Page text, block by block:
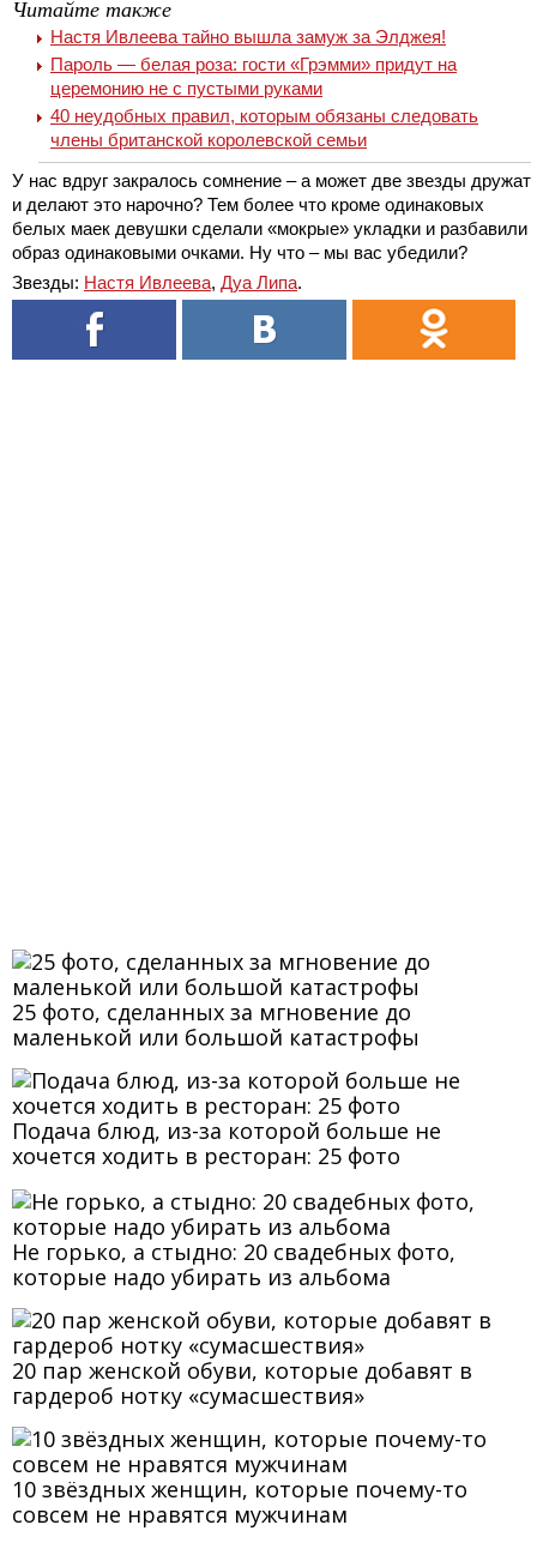
Читайте также
Настя Ивлеева тайно вышла замуж за Элджея!
Пароль — белая роза: гости «Грэмми» придут на
церемонию не с пустыми руками
40 неудобных правил, которым обязаны следовать
члены британской королевской семьи
У нас вдруг закралось сомнение – а может две звезды дружат
и делают это нарочно? Тем более что кроме одинаковых
белых маек девушки сделали «мокрые» укладки и разбавили
образ одинаковыми очками. Ну что – мы вас убедили?
Звезды: Настя Ивлеева, Дуа Липа.
25 фото, сделанных за мгновение до
маленькой или большой катастрофы
Подача блюд, из-за которой больше не
хочется ходить в ресторан: 25 фото
Не горько, а стыдно: 20 свадебных фото,
которые надо убирать из альбома
20 пар женской обуви, которые добавят в
гардероб нотку «сумасшествия»
10 звёздных женщин, которые почему-то
совсем не нравятся мужчинам